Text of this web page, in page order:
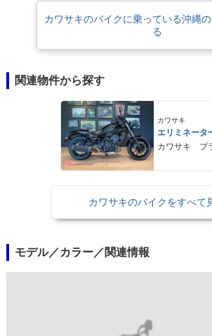
カワサキのバイクに乗っている沖縄
る
関連物件から探す
カワサキ
エリミネータ
カワサキ プ
カワサキのバイクをすべて
モデル／カラー／関連情報